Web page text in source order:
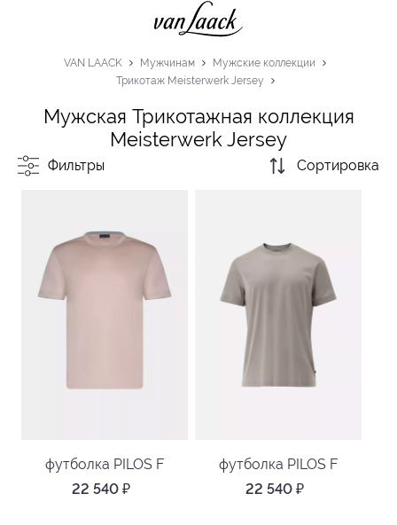
VAN LAACK Мужчинам
Мужские коллекции
Трикотаж Meisterwerk Jersey
Мужская Трикотажная коллекция
Meisterwerk Jersey
Фильтры Сортировка
футболка PILOS F
22 540 ₽
футболка PILOS F
22 540 ₽